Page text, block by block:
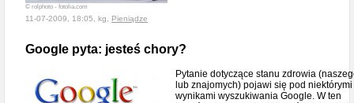
© rolphoto - fotolia.com
11-07-2009, 18:05, kg, Pieniądze
Google pyta: jesteś chory?
Pytanie dotyczące stanu zdrowia
lub znajomych) pojawi się pod niektórymi
wynikami wyszukiwania Google. W ten